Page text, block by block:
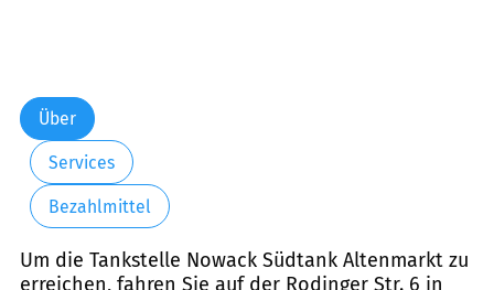
Über
Services
Bezahlmittel
Um die Tankstelle Nowack Südtank Altenmarkt zu
erreichen, fahren Sie auf der Rodinger Str. 6 in